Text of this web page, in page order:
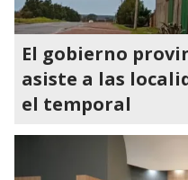
El gobierno
asiste a las
el temporal